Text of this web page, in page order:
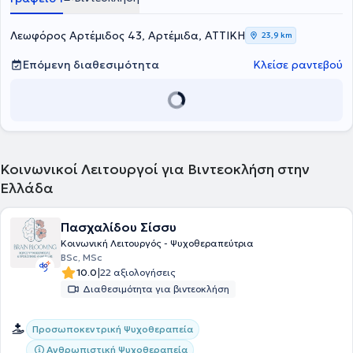
ελληνικά και διεθνή συνέδρια και έχουν δημοσιευθεί σε ελληνικά
και αγγλόφωνα επιστημονικά περιοδικά, συμπεριλαμβανομένων
συνεδρίων της
Εταιρείας Παθολόγων Ογκολόγων Ελλάδοςκαθώς
και διεθνών οργανισμών όπως η
European Association for Palliative
Care , ηMASCC/ISOOκαι ηInternational Psycho-Oncology Society.
Λεωφόρος Αρτέμιδος 43, Αρτέμιδα, ΑΤΤΙΚΗ 23,9 km
Επόμενη διαθεσιμότητα Κλείσε ραντεβού
Κοινωνικοί Λειτουργοί για Βιντεοκλήση στην
Ελλάδα
Πασχαλίδου Σίσσυ
Κοινωνική Λειτουργός - Ψυχοθεραπεύτρια
BSc, MSc
10.0|22 αξιολογήσεις
Διαθεσιμότητα για βιντεοκλήση
Προσωποκεντρική Ψυχοθεραπεία
Ανθρωπιστική Ψυχοθεραπεία